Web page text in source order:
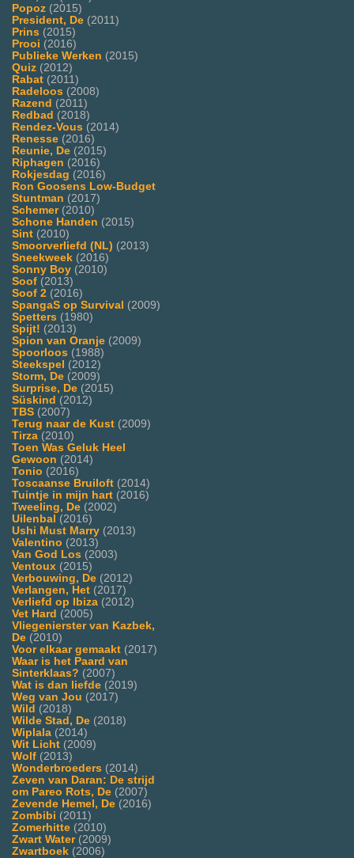
Popoz (2015)
President, De (2011)
Prins (2015)
Prooi (2016)
Publieke Werken (2015)
Quiz (2012)
Rabat (2011)
Radeloos (2008)
Razend (2011)
Redbad (2018)
Rendez-Vous (2014)
Renesse (2016)
Reunie, De (2015)
Riphagen (2016)
Rokjesdag (2016)
Ron Goosens Low-Budget
Stuntman (2017)
Schemer(2010)
Schone Handen (2015)
Sint (2010)
Smoorverliefd (NL) (2013)
Sneekweek (2016)
Sonny Boy (2010)
Soof (2013)
Soof 2 (2016)
SpangaS op Survival (2009)
Spetters (1980)
Spijt! (2013)
Spion van Oranje (2009)
Spoorloos (1988)
Steekspel (2012)
Storm, De (2009)
Surprise, De (2015)
Süskind (2012)
TBS (2007)
Terug naar de Kust (2009)
Tirza (2010)
Toen Was Geluk Heel
Gewoon (2014)
Tonio (2016)
Toscaanse Bruiloft (2014)
Tuintje in mijn hart (2016)
Tweeling, De (2002)
Uilenbal (2016)
Ushi Must Marry (2013)
Valentino (2013)
Van God Los (2003)
Ventoux (2015)
Verbouwing, De (2012)
Verlangen, Het (2017)
Verliefd op Ibiza (2012)
Vet Hard (2005)
Vliegenierster van Kazbek,
De (2010)
Voor elkaar gemaakt (2017)
Waar is het Paard van
Sinterklaas? (2007)
Wat is dan liefde (2019)
Weg van Jou (2017)
Wild (2018)
Wilde Stad, De (2018)
Wiplala (2014)
Wit Licht (2009)
Wolf (2013)
Wonderbroeders (2014)
Zeven van Daran: De strijd
om Pareo Rots, De (2007)
Zevende Hemel, De (2016)
Zombibi (2011)
Zomerhitte (2010)
Zwart Water(2009)
Zwartboek (2006)